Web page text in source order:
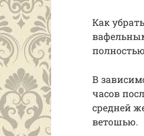
Как
В
часов
средней
ветошью.